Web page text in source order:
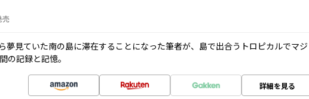
売
夢見ていた南の島に滞在することになった筆者が、島で出合うトロピカルでマジ
の記録と記憶。
詳細を見る